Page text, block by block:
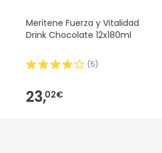
Meritene Fuerza y Vitalidad
Drink Chocolate 12x180ml
(5)
23,02€